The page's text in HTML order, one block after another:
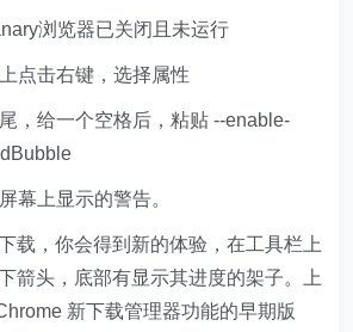
浏览器已关闭且未运行
点击右键，选择属性
，给一个空格后，粘贴 --enable-
幕上显示的警告。
载，你会得到新的体验，在工具栏上
箭头，底部有显示其进度的架子。上
新下载管理器功能的早期版